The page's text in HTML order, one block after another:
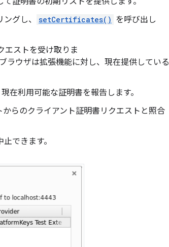
グし、
setCertificates() を呼び出し
エストを受け取りま
ラウザは拡張機能に対し、現在提供している
在利用可能な証明書を報告します。
らのクライアント証明書リクエストと照合
できます。